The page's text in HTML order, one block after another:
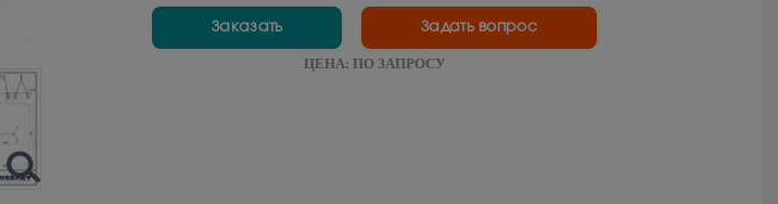
Заказать Задать вопрос
ЦЕНА: ПО ЗАПРОСУ